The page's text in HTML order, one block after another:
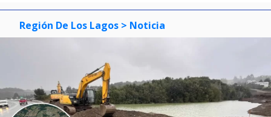
Región De Los Lagos > Noticia